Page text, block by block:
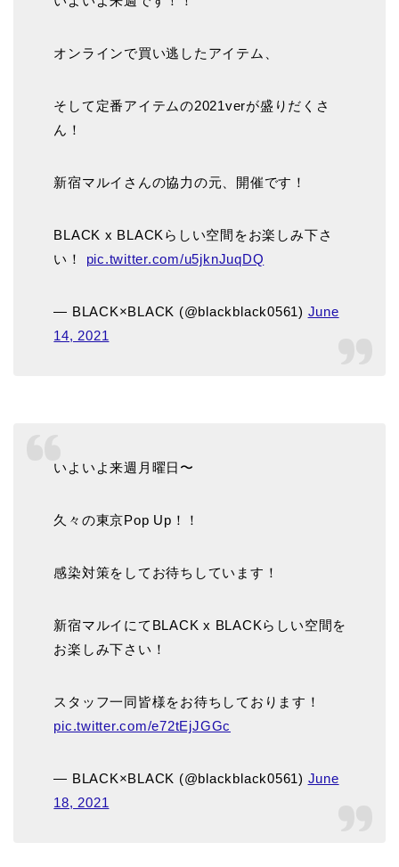
オンラインで買い逃したアイテム、
そして定番アイテムの2021verが盛りだくさ
ん！
新宿マルイさんの協力の元、開催です！
BLACK x BLACKらしい空間をお楽しみ下さ
い！ pic.twitter.com/u5jknJuqDQ
— BLACK×BLACK (@blackblack0561) June
14, 2021
いよいよ来週月曜日〜
久々の東京Pop Up！！
感染対策をしてお待ちしています！
新宿マルイにてBLACK x BLACKらしい空間を
お楽しみ下さい！
スタッフ一同皆様をお待ちしております！
pic.twitter.com/e72tEjJGGc
— BLACK×BLACK (@blackblack0561) June
18, 2021